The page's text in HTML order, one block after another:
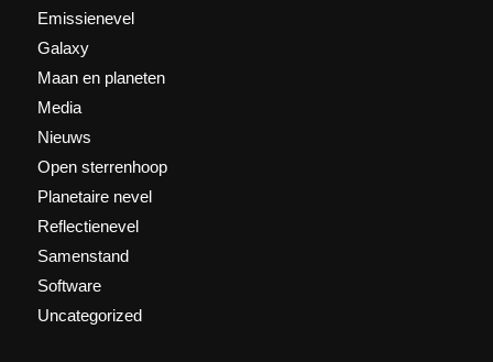
Emissienevel
Galaxy
Maan en planeten
Media
Nieuws
Open sterrenhoop
Planetaire nevel
Reflectienevel
Samenstand
Software
Uncategorized